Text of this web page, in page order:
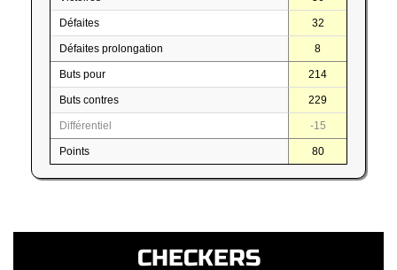
Défaites 32
Défaites prolongation 8
Buts pour 214
Buts contres 229
Différentiel -15
Points 80
CHECKERS